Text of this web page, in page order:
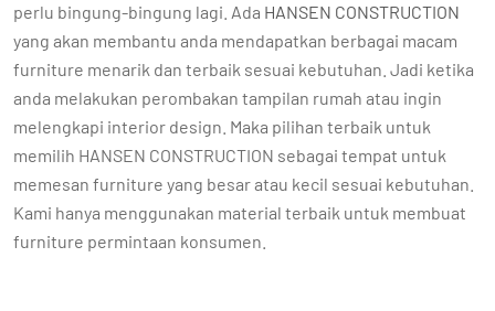
perlu bingung-bingung lagi. Ada HANSEN CONSTRUCTION
yang akan membantu anda mendapatkan berbagai macam
furniture menarik dan terbaik sesuai kebutuhan. Jadi ketika
anda melakukan perombakan tampilan rumah atau ingin
melengkapi interior design. Maka pilihan terbaik untuk
memilih HANSEN CONSTRUCTION sebagai tempat untuk
memesan furniture yang besar atau kecil sesuai kebutuhan.
Kami hanya menggunakan material terbaik untuk membuat
furniture permintaan konsumen.